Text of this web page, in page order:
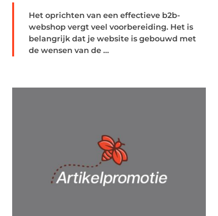
Het oprichten van een effectieve b2b-
webshop vergt veel voorbereiding. Het is
belangrijk dat je website is gebouwd met
de wensen van de ...